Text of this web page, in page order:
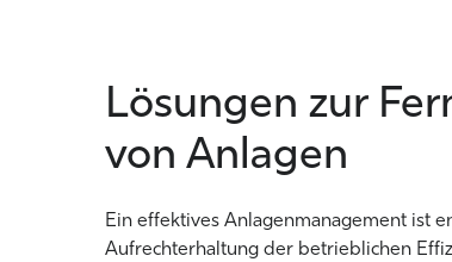
Lösungen zur
von Anlagen
Ein effektives Anlagenmanagement ist
Aufrechterhaltung der betrieblichen